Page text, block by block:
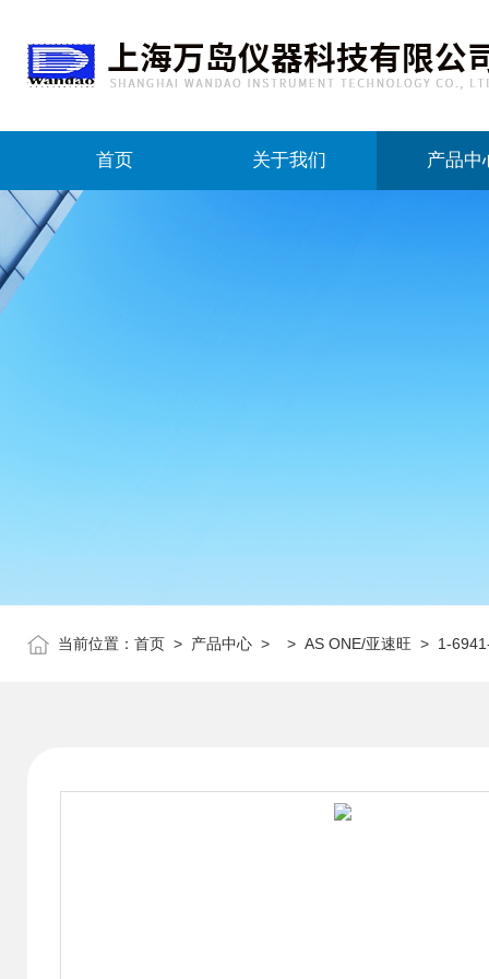
首页 关于我们 产品中
当前位置： 首页 > 产品中心 > > AS ONE/亚速旺 > 1-